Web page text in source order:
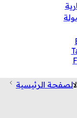
الصفحة الرئيسية